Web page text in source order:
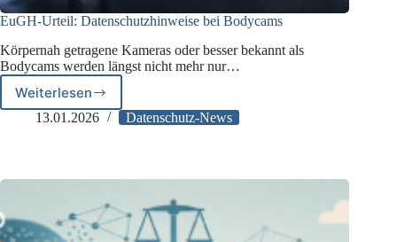
EuGH-Urteil: Datenschutzhinweise bei Bodycams
Körpernah getragene Kameras oder besser bekannt als
Bodycams werden längst nicht mehr nur…
Weiterlesen
EuGH-
Urteil:
13.01.2026 Datenschutz-News